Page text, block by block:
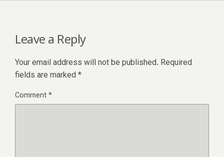
Leave a Reply
Your email address will not be published. Required
fields are marked *
Comment*